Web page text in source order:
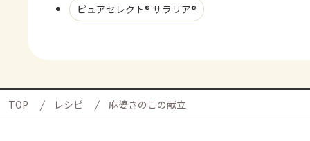
ピュアセレクト® サラリア®
TOP レシピ 麻婆きのこの献立